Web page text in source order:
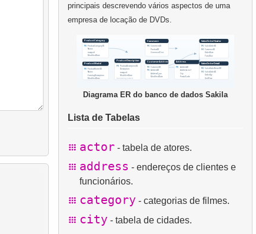
principais descrevendo vários aspectos de uma
empresa de locação de DVDs.
Diagrama ER do banco de dados Sakila
Lista de Tabelas
actor - tabela de atores.
address - endereços de clientes e
funcionários.
category - categorias de filmes.
city - tabela de cidades.